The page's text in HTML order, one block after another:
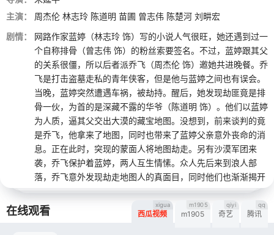
主演：
周杰伦 林志玲 陈道明 苗圃 曾志伟 陈楚河 刘畊宏
剧情：
网路作家蓝婷（林志玲 饰）写的小说人气很旺，她还遇到过一
个自称排骨（曾志伟 饰）的粉丝索要签名。不过，蓝婷跟其父
的关系很僵，所以后者派乔飞（周杰伦 饰）邀她共进晚餐。乔
飞是打击盗墓走私的青年侠客，但是他与蓝婷之间也有误会。
当晚，蓝婷突然遭遇车祸，被劫持。醒后，她发现劫匪竟是排
骨一伙，为首的是深藏不露的华爷（陈道明 饰）。他们以蓝婷
为人质，逼其父交出大漠的藏宝地图。没想到，前来谈判的竟
是乔飞，他拿来了地图，同时也带来了蓝婷父亲意外丧命的消
息。正在此时，突现的蒙面人将地图劫走。另有沙漠军团来
袭，乔飞保护着蓝婷，两人互生情愫。众人先后来到浪人部
落，乔飞意外发现劫走地图人的真面目，同时他们也渐渐揭开
了失落古城的秘密……
在线观看 西瓜视频
xigua
m1905
m1905
奇艺
qiyi
腾讯
qq